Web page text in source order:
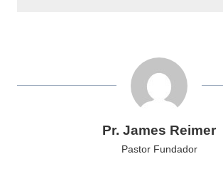
Pr. James Reimer
Pastor Fundador